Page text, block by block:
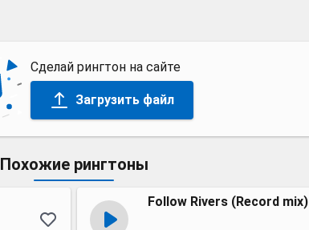
Сделай рингтон на сайте
Загрузить файл
Похожие рингтоны
Follow Rivers (Record mix)